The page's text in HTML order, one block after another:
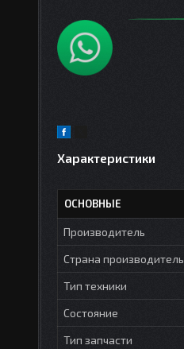
Характеристики
ОСНОВНЫЕ
Производитель
Страна производитель
Тип техники
Состояние
Тип запчасти